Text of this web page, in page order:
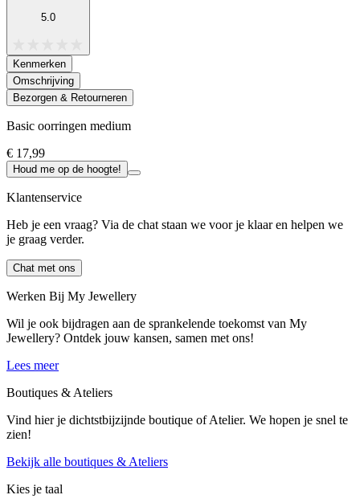
5.0
Kenmerken
Omschrijving
Bezorgen & Retourneren
Basic oorringen medium
€ 17,99
Houd me op de hoogte!
Klantenservice
Heb je een vraag? Via de chat staan we voor je klaar en helpen we
je graag verder.
Chat met ons
Werken Bij My Jewellery
Wil je ook bijdragen aan de sprankelende toekomst van My
Jewellery? Ontdek jouw kansen, samen met ons!
Lees meer
Boutiques & Ateliers
Vind hier je dichtstbijzijnde boutique of Atelier. We hopen je snel te
zien!
Bekijk alle boutiques & Ateliers
Kies je taal